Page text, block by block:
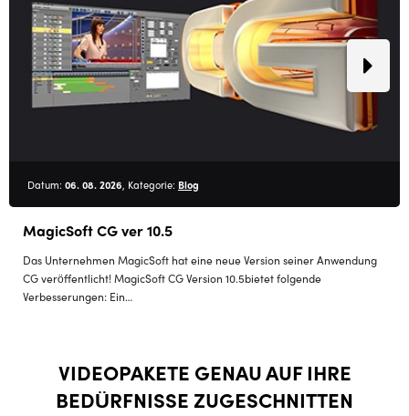
Datum: 06. 08. 2026, Kategorie: Blog
MagicSoft CG ver 10.5
Das Unternehmen MagicSoft hat eine neue Version seiner Anwendung
CG veröffentlicht! MagicSoft CG Version 10.5bietet folgende
Verbesserungen: Ein…
VIDEOPAKETE GENAU AUF IHRE
BEDÜRFNISSE ZUGESCHNITTEN